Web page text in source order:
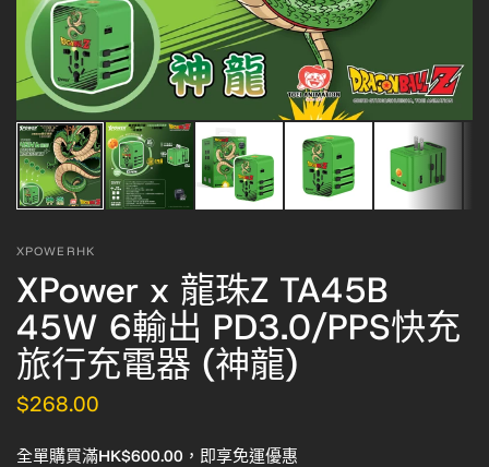
XPOWERHK
XPower x 龍珠Z TA45B
45W 6輸出 PD3.0/PPS快充
旅行充電器 (神龍)
$268.00
全單購買滿HK$600.00，即享免運優惠